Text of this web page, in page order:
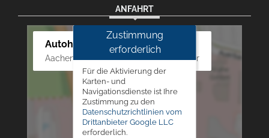
ANFAHRT
Autohaus Westphal
Aachener Str. 84 - 88, 52249 Eschweiler
Zustimmung
erforderlich
Für die Aktivierung der
Karten- und
Navigationsdienste ist Ihre
Zustimmung zu den
Datenschutzrichtlinien vom
Drittanbieter Google LLC
erforderlich.